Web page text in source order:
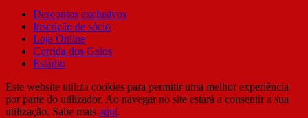
Descontos exclusivos
Inscrição de sócio
Loja Online
Corrida dos Galos
Estádio
Este website utiliza cookies para permitir uma melhor experiência
por parte do utilizador. Ao navegar no site estará a consentir a sua
utilização. Sabe mais aqui.